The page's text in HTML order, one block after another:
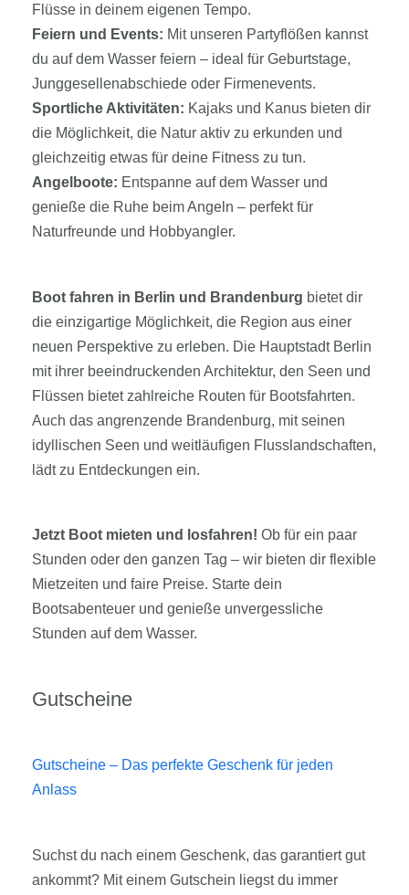
Flüsse in deinem eigenen Tempo.
Feiern und Events: Mit unseren Partyflößen kannst
du auf dem Wasser feiern – ideal für Geburtstage,
Junggesellenabschiede oder Firmenevents.
Sportliche Aktivitäten: Kajaks und Kanus bieten dir
die Möglichkeit, die Natur aktiv zu erkunden und
gleichzeitig etwas für deine Fitness zu tun.
Angelboote: Entspanne auf dem Wasser und
genieße die Ruhe beim Angeln – perfekt für
Naturfreunde und Hobbyangler.
Boot fahren in Berlin und Brandenburg bietet dir
die einzigartige Möglichkeit, die Region aus einer
neuen Perspektive zu erleben. Die Hauptstadt Berlin
mit ihrer beeindruckenden Architektur, den Seen und
Flüssen bietet zahlreiche Routen für Bootsfahrten.
Auch das angrenzende Brandenburg, mit seinen
idyllischen Seen und weitläufigen Flusslandschaften,
lädt zu Entdeckungen ein.
Jetzt Boot mieten und losfahren! Ob für ein paar
Stunden oder den ganzen Tag – wir bieten dir flexible
Mietzeiten und faire Preise. Starte dein
Bootsabenteuer und genieße unvergessliche
Stunden auf dem Wasser.
Gutscheine
Gutscheine – Das perfekte Geschenk für jeden
Anlass
Suchst du nach einem Geschenk, das garantiert gut
ankommt? Mit einem Gutschein liegst du immer